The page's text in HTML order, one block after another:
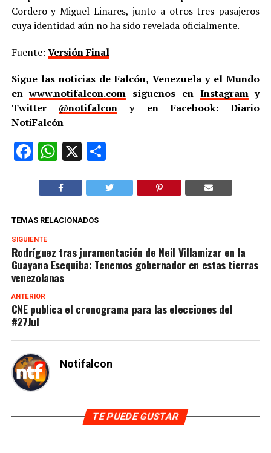
Cordero y Miguel Linares, junto a otros tres pasajeros
cuya identidad aún no ha sido revelada oficialmente.
Fuente: Versión Final
Sigue las noticias de Falcón, Venezuela y el Mundo
enwww.notifalcon.com síguenos en Instagramy
Twitter @notifalcon y en Facebook: Diario
NotiFalcón
Facebook
WhatsApp
X Compartir
TEMAS RELACIONADOS
SIGUIENTE
Rodríguez tras juramentación de Neil Villamizar en la
Guayana Esequiba: Tenemos gobernador en estas tierras
venezolanas
ANTERIOR
CNE publica el cronograma para las elecciones del
#27Jul
Notifalcon
TE PUEDE GUSTAR